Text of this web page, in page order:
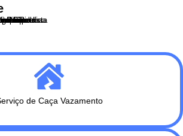
BibiPaulista
Pequeno
Leopoldina
Madalena
de Caça Vazamento